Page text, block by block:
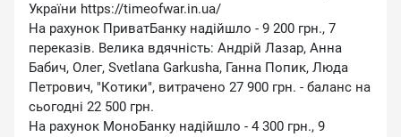
України https://timeofwar.in.ua/
На рахунок ПриватБанку надійшло - 9 200 грн., 7
переказів. Велика вдячність: Андрій Лазар, Анна
Бабич, Олег, Svetlana Garkusha, Ганна Попик, Люда
Петрович, ″Котики″, витрачено 27 900 грн. - баланс на
сьогодні 22 500 грн.
На рахунок МоноБанку надійшло - 4 300 грн., 9